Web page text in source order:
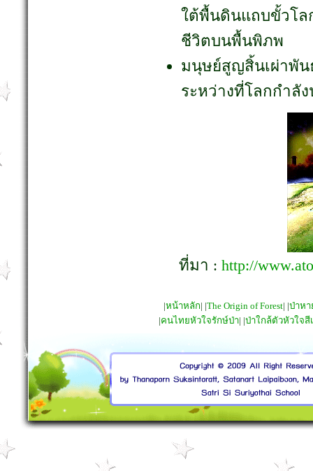
ใต้พื้นดินแถบขั้วโล
ชีวิตบนพื้นพิภพ
มนุษย์สูญสิ้นเผ่าพัน
ระหว่างที่โลกกำลั
ที่มา : http://
|หน้าหลัก| |The Origin of Forest| |ป่าห
|คนไทยหัวใจรักษ์ป่า| |ป่าใกล้ตัวหัวใจสี